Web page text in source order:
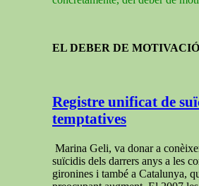
EL DEBER DE
Registre unificat de
temptatives
Marina Geli, va donar a
suïcidis dels darrers anys a les
gironines i també a Catalunya,